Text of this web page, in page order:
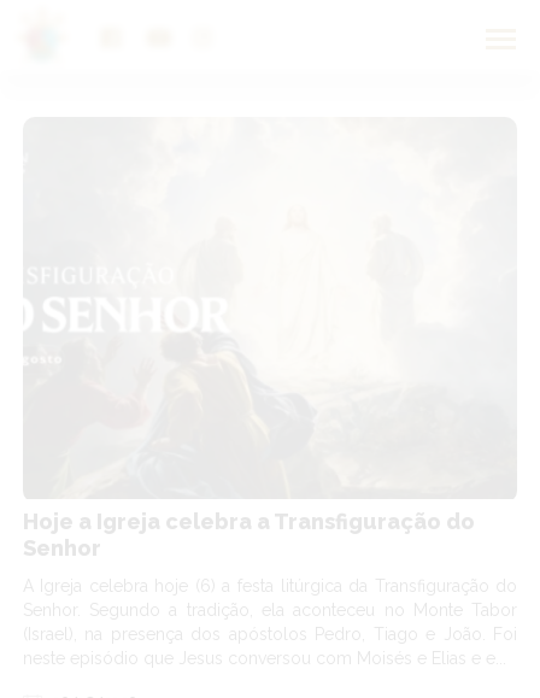
Hoje a Igreja celebra a Transfiguração do
Senhor
A Igreja celebra hoje (6) a festa litúrgica da Transfiguração do
Senhor. Segundo a tradição, ela aconteceu no Monte Tabor
(Israel), na presença dos apóstolos Pedro, Tiago e João. Foi
neste episódio que Jesus conversou com Moisés e Elias e e...